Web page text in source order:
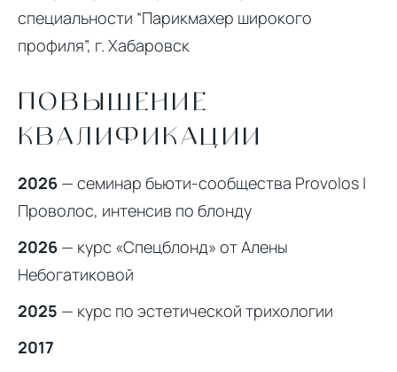
специальности “Парикмахер широкого
профиля”, г. Хабаровск
ПОВЫШЕНИЕ
КВАЛИФИКАЦИИ
2026 — семинар бьюти-сообщества Provolos |
Проволос, интенсив по блонду
2026 — курс «Спецблонд» от Алены
Небогатиковой
2025 — курс по эстетической трихологии
2017